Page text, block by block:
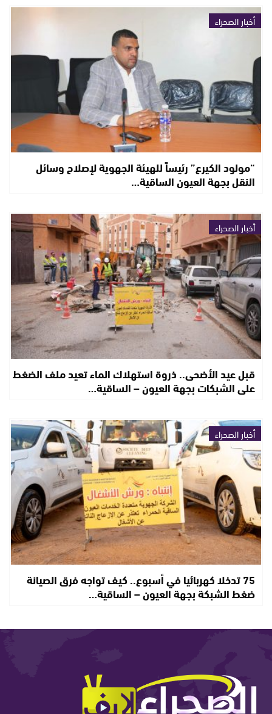
أخبار الصحراء
“مولود الكيرع” رئيساً للهيئة الجهوية لإصلاح وسائل
النقل بجهة العيون الساقية…
أخبار الصحراء
قبل عيد الأضحى.. ذروة استهلاك الماء تعيد ملف الضغط
على الشبكات بجهة العيون – الساقية…
أخبار الصحراء
75 تدخلا كهربائيا في أسبوع.. كيف تواجه فرق الصيانة
ضغط الشبكة بجهة العيون – الساقية…